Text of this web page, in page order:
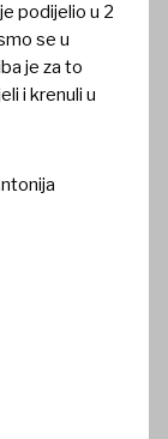
podijelio u 2
se u
je za to
i krenuli u